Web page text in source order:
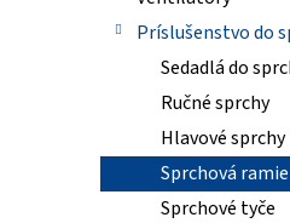
Príslušenstvo do
Sedadlá do
Ručné sprchy
Hlavové sprchy
Sprchová
Sprchové tyče